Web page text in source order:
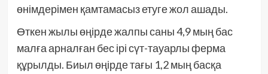
өнімдерімен қамтамасыз етуге жол ашады.
Өткен жылы өңірде жалпы саны 4,9 мың бас
малға арналған бес ірі сүт-тауарлы ферма
құрылды. Биыл өңірде тағы 1,2 мың басқа